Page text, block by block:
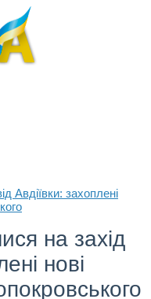
Авдіївки: захоплені
на захід
нові